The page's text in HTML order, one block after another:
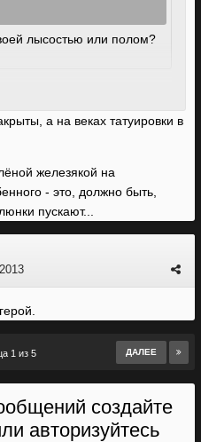
лысостью или полом?
она несколько необычно
кожа больше всего
всему волосы у нее
они имеются.
а на веках татуировки в
железякой на
- это, должно быть,
пускают...
ДАЛЕЕ
1 из 5
создайте
авторизуйтесь